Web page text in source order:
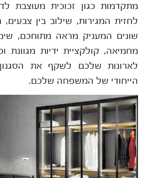
מתקדמות כגון זכוכית מעוצבת
לחזית המגירות, שילוב בין צבעים,
שונים המעניק מראה מתוחכם,
מחמיאה, קולקציית ידיות
לארונות שלכם לשקף את הסגנון
הייחודי של המשפחה שלכם.